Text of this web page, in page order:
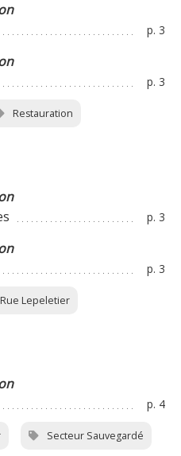
p. 3
p. 3
Restauration
p. 3
p. 3
Rue Lepeletier
p. 4
Secteur Sauvegardé